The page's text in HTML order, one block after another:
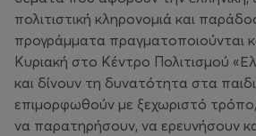
πολιτιστική κληρονομιά και
προγράμματα πραγματοποιούνται
Κυριακή στο Κέντρο Πολιτισμού
και δίνουν τη δυνατότητα στα
επιμορφωθούν με ξεχωριστό
να παρατηρήσουν, να ερευνήσουν